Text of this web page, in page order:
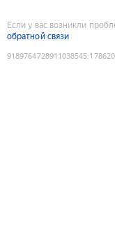
Если у вас возникли
обратной связи
9189764728911038545: